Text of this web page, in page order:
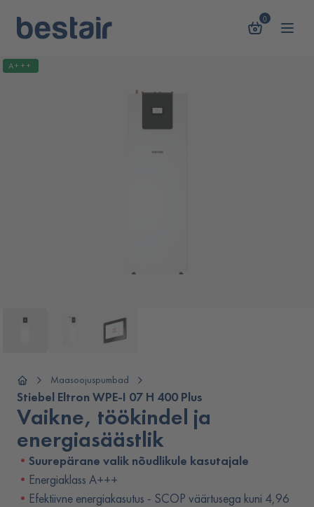
0
A+++
Maasoojuspumbad
Stiebel Eltron WPE-I 07 H 400 Plus
Vaikne, töökindel ja
energiasäästlik
Suurepärane valik nõudlikule kasutajale
Energiaklass A+++
Efektiivne energiakasutus - SCOP väärtusega kuni 4,96